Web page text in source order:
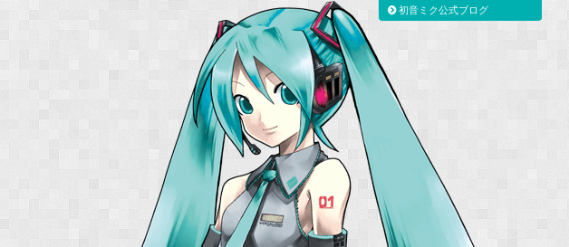
初音ミク公式ブログ